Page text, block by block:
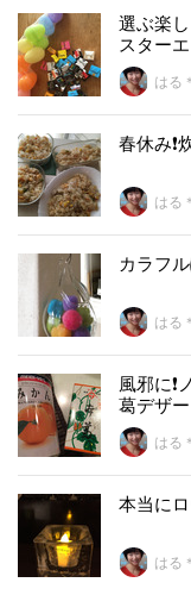
選ぶ楽
スター
はる
春休み
はる
カラフ
はる
風邪に
葛デザー
はる
本当に
はる